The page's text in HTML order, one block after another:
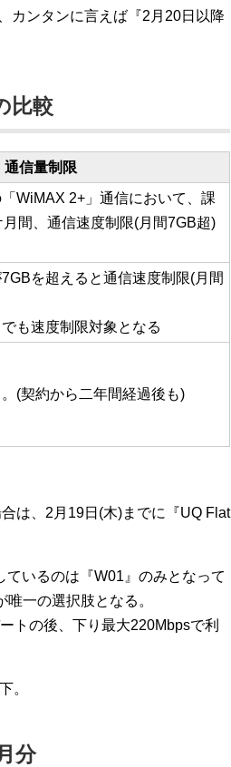
カンタンに言えば『2月20日以降
比較
通信量制限
WiMAX 2+」通信において、課
間、通信速度制限(月間7GB超)
を超えると通信速度制限(月間
も速度制限対象となる
(契約から二年間経過後も)
は、2月19日(木)までに『UQ Flat
いるのは『W01』のみとなって
一の選択肢となる。
トの後、下り最大220Mbpsで利
。
分